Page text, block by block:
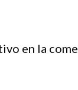
en la